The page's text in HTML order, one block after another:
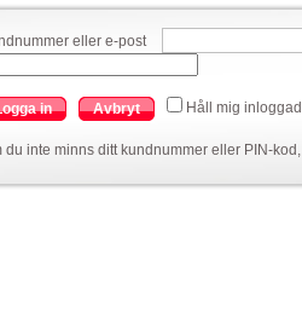
eller e-post
in Avbryt Håll mig inloggad
du inte minns ditt kundnummer eller PIN-kod,